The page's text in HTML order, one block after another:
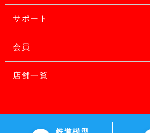
サポート
会員
店舗一覧